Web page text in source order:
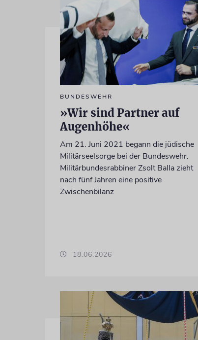
BUNDESWEHR
»Wir sind Partner auf
Augenhöhe«
Am 21. Juni 2021 begann die jüdische
Militärseelsorge bei der Bundeswehr.
Militärbundesrabbiner Zsolt Balla zieht
nach fünf Jahren eine positive
Zwischenbilanz
18.06.2026